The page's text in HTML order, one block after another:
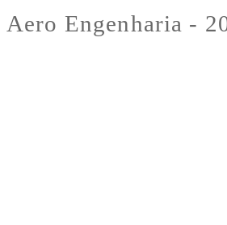
Aero Engenharia -